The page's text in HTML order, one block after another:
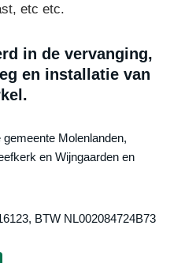
etc etc.
in de vervanging,
en installatie van
Molenlanden,
en Wijngaarden en
BTW NL002084724B73